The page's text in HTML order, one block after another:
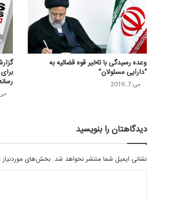
وعده رسیدگی با تاخیر قوه قضائیه به
“دارایی مسئولان”
می 7, 2019
می 11,
دیدگاهتان را بنویسید
نشانی ایمیل شما منتشر نخواهد شد. بخش‌های موردنیاز